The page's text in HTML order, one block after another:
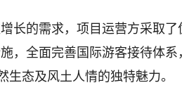
长的需求，项目运营方采取
，全面完善国际游客接待体
生态及风土人情的独特魅力。